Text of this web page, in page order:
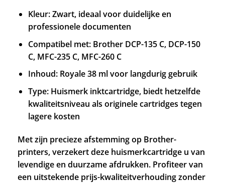
Kleur: Zwart, ideaal voor duidelijke en
professionele documenten
Compatibel met: Brother DCP-135 C, DCP-150
C, MFC-235 C, MFC-260 C
Inhoud: Royale 38 ml voor langdurig gebruik
Type: Huismerk inktcartridge, biedt hetzelfde
kwaliteitsniveau als originele cartridges tegen
lagere kosten
Met zijn precieze afstemming op Brother-
printers, verzekert deze huismerkcartridge u van
levendige en duurzame afdrukken. Profiteer van
een uitstekende prijs-kwaliteitverhouding zonder